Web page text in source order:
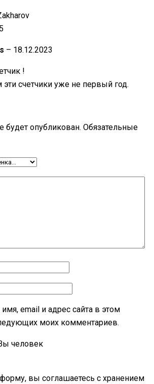
– 18.12.2023
!
счетчики уже не первый год.
будет опубликован. Обязательные
email и адрес сайта в этом
моих комментариев.
человек
форму, вы соглашаетесь с хранением